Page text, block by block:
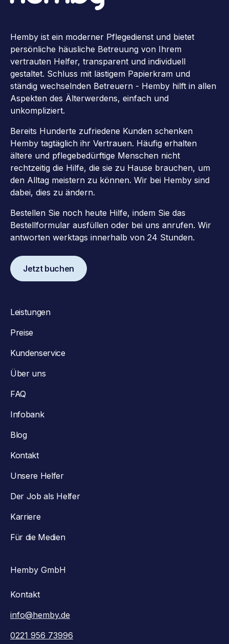
Hemby ist ein moderner Pflegedienst und bietet
persönliche häusliche Betreuung von Ihrem
vertrauten Helfer, transparent und individuell
gestaltet. Schluss mit lästigem Papierkram und
ständig wechselnden Betreuern - Hemby hilft in allen
Aspekten des Älterwerdens, einfach und
unkompliziert.
Bereits Hunderte zufriedene Kunden schenken
Hemby tagtäglich ihr Vertrauen. Häufig erhalten
ältere und pflegebedürftige Menschen nicht
rechtzeitig die Hilfe, die sie zu Hause brauchen, um
den Alltag meistern zu können. Wir bei Hemby sind
dabei, dies zu ändern.
Bestellen Sie noch heute Hilfe, indem Sie das
Bestellformular ausfüllen oder bei uns anrufen. Wir
antworten werktags innerhalb von 24 Stunden.
Jetzt buchen
Leistungen
Preise
Kundenservice
Über uns
FAQ
Infobank
Blog
Kontakt
Unsere Helfer
Der Job als Helfer
Karriere
Für die Medien
Hemby GmbH
Kontakt
info@hemby.de
0221 956 73996